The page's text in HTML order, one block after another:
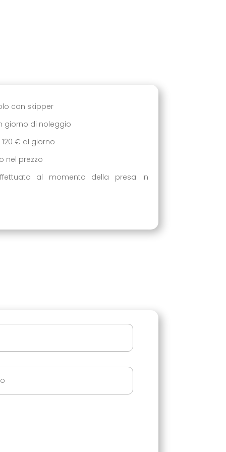
con skipper
giorno di noleggio
€ al giorno
nel prezzo
al momento della presa in